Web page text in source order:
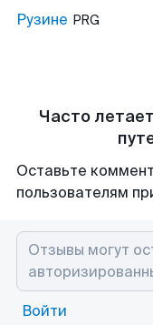
Рузине PRG
Часто
Оставьте
пользователям
Войти